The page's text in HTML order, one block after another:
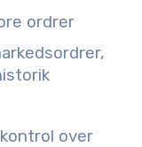
ordrer
over